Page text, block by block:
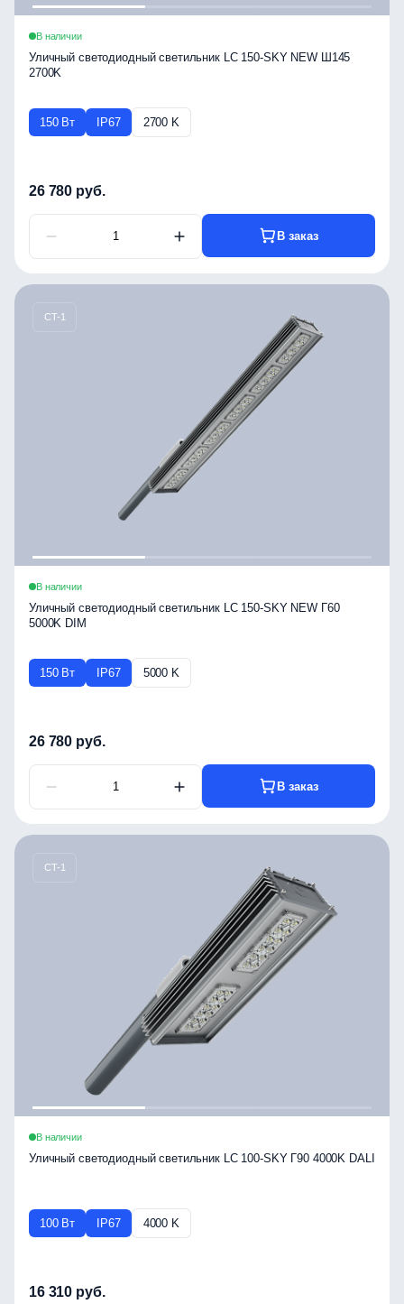
В наличии
Уличный светодиодный светильник LC 150-SKY NEW Ш145
2700K
150 Вт IP67 2700 K
26 780 руб.
В заказ
CT-1
В наличии
Уличный светодиодный светильник LC 150-SKY NEW Г60
5000K DIM
150 Вт IP67 5000 K
26 780 руб.
В заказ
CT-1
В наличии
Уличный светодиодный светильник LC 100-SKY Г90 4000K DALI
100 Вт IP67 4000 K
16 310 руб.